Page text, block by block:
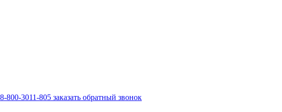
8-800-3011-805 заказать обратный звонок